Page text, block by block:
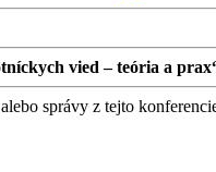
vied – teória a
správy z tejto